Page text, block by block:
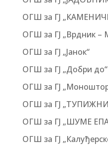
ОГШ за ГЈ
ОГШ за ГЈ „Врдник –
ОГШ за ГЈ „Јанок“
ОГШ за ГЈ „Добри до“
ОГШ за ГЈ
ОГШ за ГЈ
ОГШ за ГЈ „ШУМЕ
ОГШ за ГЈ